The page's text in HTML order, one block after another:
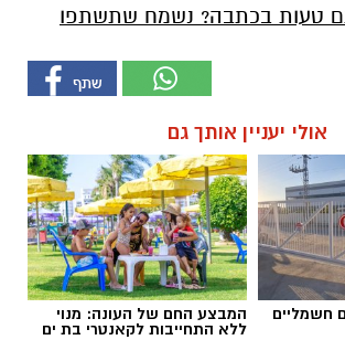
טעות בכתבה? נשמח שתשתפו
אולי יעניין אותך גם
חשמליים המבצע החם של העונה: מנוי
ללא התחייבות לקאנטרי בת ים